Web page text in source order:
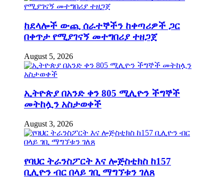
ከደላሎች ውጪ ሰራተኞችን ከቀጣሪዎች ጋር
በቀጥታ የሚያገናኝ መተግበሪያ ተዘጋጀ
August 5, 2026
ኢትዮጵያ በአንድ ቀን 805 ሚሊዮን ችግኞች
መትከሏን አስታወቀች
August 3, 2026
የባህር ትራንስፖርት እና ሎጅስቲክስ ከ157
ቢሊዮን ብር በላይ ገቢ ማግኘቱን ገለጸ